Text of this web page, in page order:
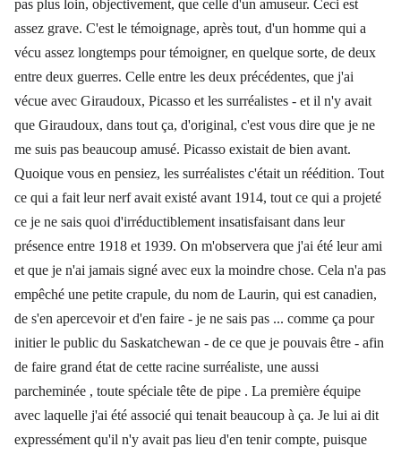
pas plus loin, objectivement, que celle d'un amuseur. Ceci est
assez grave. C'est le témoignage, après tout, d'un homme qui a
vécu assez longtemps pour témoigner, en quelque sorte, de deux
entre deux guerres. Celle entre les deux précédentes, que j'ai
vécue avec Giraudoux, Picasso et les surréalistes - et il n'y avait
que Giraudoux, dans tout ça, d'original, c'est vous dire que je ne
me suis pas beaucoup amusé. Picasso existait de bien avant.
Quoique vous en pensiez, les surréalistes c'était un réédition. Tout
ce qui a fait leur nerf avait existé avant 1914, tout ce qui a projeté
ce je ne sais quoi d'irréductiblement insatisfaisant dans leur
présence entre 1918 et 1939. On m'observera que j'ai été leur ami
et que je n'ai jamais signé avec eux la moindre chose. Cela n'a pas
empêché une petite crapule, du nom de Laurin, qui est canadien,
de s'en apercevoir et d'en faire - je ne sais pas ... comme ça pour
initier le public du Saskatchewan - de ce que je pouvais être - afin
de faire grand état de cette racine surréaliste, une aussi
parcheminée , toute spéciale tête de pipe . La première équipe
avec laquelle j'ai été associé qui tenait beaucoup à ça. Je lui ai dit
expressément qu'il n'y avait pas lieu d'en tenir compte, puisque